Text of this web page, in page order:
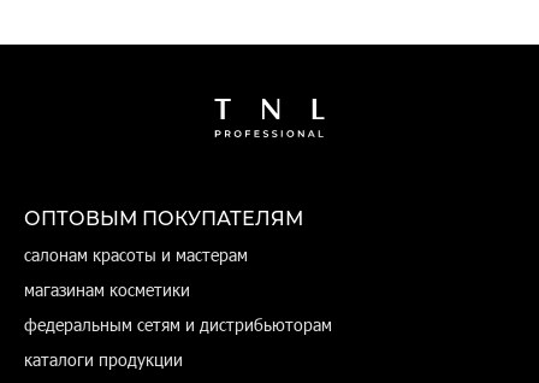
ОПТОВЫМ ПОКУПАТЕЛЯМ
салонам красоты и мастерам
магазинам косметики
федеральным сетям и дистрибьюторам
каталоги продукции